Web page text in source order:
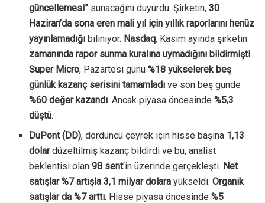
güncellemesi” sunacağını duyurdu. Şirketin,30
Haziran’da sona eren mali yıl için yıllık raporlarını henüz
yayınlamadığı biliniyor. Nasdaq, Kasım ayında şirketin
zamanında rapor sunma kuralına uymadığını bildirmişti.
Super Micro, Pazartesi günü%18 yükselerek beş
günlük kazanç serisini tamamladı ve son beş günde
%60 değer kazandı. Ancak piyasa öncesinde%5,3
düştü.
DuPont (DD), dördüncü çeyrek için hisse başına 1,13
dolardüzeltilmiş kazanç bildirdi ve bu, analist
beklentisi olan98 sent‘in üzerinde gerçekleşti. Net
satışlar %7 artışla 3,1 milyar dolara yükseldi.Organik
satışlar da %7 arttı. Hisse piyasa öncesinde%5